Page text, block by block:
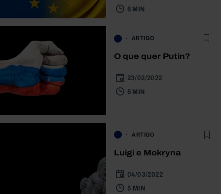
6 MIN
ARTIGO
O que quer Putin?
23/02/2022
6 MIN
ARTIGO
Luigi e Mokryna
04/03/2022
5 MIN